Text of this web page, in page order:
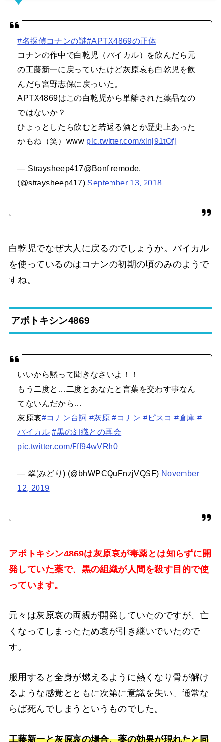
#名探偵コナンの謎#APTX4869の正体
コナンの作中で白乾児（パイカル）を飲んだら元
の工藤新一に戻っていたけど灰原哀も白乾児を飲
んだら宮野志保に戻っいた。
APTX4869はこの白乾児から単離された薬品なの
ではないか？
ひょっとしたら飲むと若返る酒とか歴史上あった
かもね（笑）www pic.twitter.com/xlnj91tOfj
— Straysheep417@Bonfiremode.
(@straysheep417) September 13, 2018
白乾児でなぜ大人に戻るのでしょうか。パイカル
を使っているのはコナンの初期の頃のみのようで
すね。
アポトキシン4869
いいから黙って聞きなさいよ！！
もう二度と…二度とあなたと言葉を交わす事なん
てないんだから…
灰原哀#コナン台詞 #灰原 #コナン #ピスコ #倉庫 #
パイカル #黒の組織との再会
pic.twitter.com/Fff94wVRh0
— 翠(みどり) (@bhWPCQuFnzjVQSF) November
12, 2019
アポトキシン4869は灰原哀が毒薬とは知らずに開
発していた薬で、黒の組織が人間を殺す目的で使
っています。
元々は灰原哀の両親が開発していたのですが、亡
くなってしまったため哀が引き継いでいたので
す。
服用すると全身が燃えるように熱くなり骨が解け
るような感覚とともに次第に意識を失い、通常な
らば死んでしまうというものでした。
工藤新一と灰原哀の場合、薬の効果が現れたと同